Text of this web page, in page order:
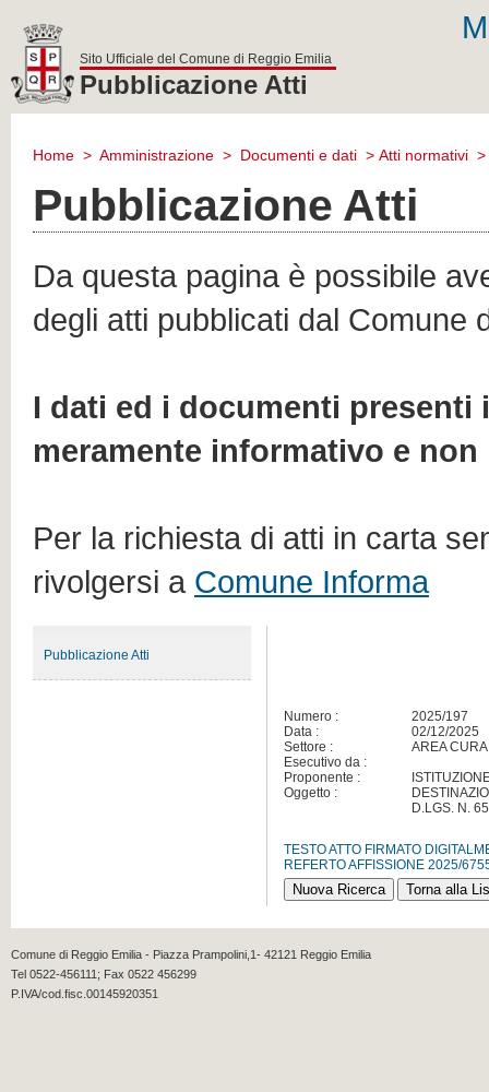
reggio
Sito Ufficiale del Comune di Reggio Emilia
Pubblicazione Atti
Home > Amministrazione > Documenti e dati > Atti normativi >
Pubblicazione Atti
Da questa pagina è possibile
degli atti pubblicati dal Comune
I dati ed i documenti presenti
meramente informativo e
Per la richiesta di atti in carta
rivolgersi a Comune Informa
Numero :
2025/197
Data :
02/12/2025
Settore :
AREA
Esecutivo da :
Proponente :
Oggetto :
D.LGS. N.
TESTO ATTO FIRMATO
REFERTO AFFISSIONE 2025/
Pubblicazione Atti
Comune di Reggio Emilia - Piazza Prampolini,1- 42121 Reggio Emilia
Tel 0522-456111; Fax 0522 456299
P.IVA/cod.fisc.00145920351